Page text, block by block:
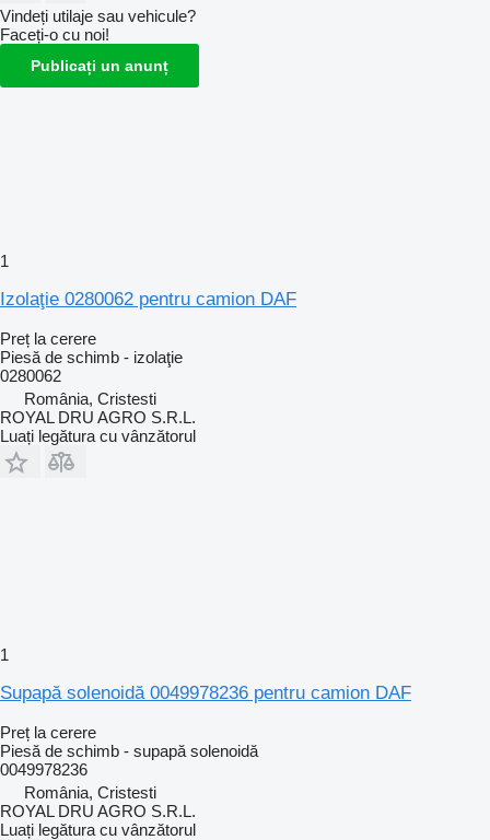
Vindeți utilaje sau vehicule?
Faceți-o cu noi!
Publicați un anunț
1
Izolaţie 0280062 pentru camion DAF
Preț la cerere
Piesă de schimb - izolaţie
0280062
România, Cristesti
ROYAL DRU AGRO S.R.L.
Luați legătura cu vânzătorul
1
Supapă solenoidă 0049978236 pentru camion DAF
Preț la cerere
Piesă de schimb - supapă solenoidă
0049978236
România, Cristesti
ROYAL DRU AGRO S.R.L.
Luați legătura cu vânzătorul